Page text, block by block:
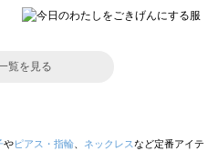
覧を見る
やピアス・指輪 ネックレスなど定番アイテ